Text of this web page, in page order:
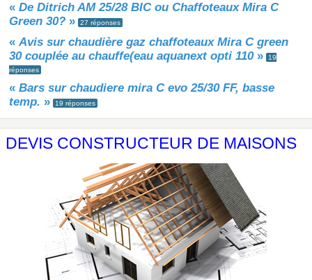
« De Ditrich AM 25/28 BIC ou Chaffoteaux Mira C
Green 30? » 27 réponses
« Avis sur chaudière gaz chaffoteaux Mira C green
30 couplée au chauffe(eau aquanext opti 110»
19
réponses
« Bars sur chaudiere mira C evo 25/30 FF, basse
temp. » 19 réponses
DEVIS CONSTRUCTEUR DE MAISONS